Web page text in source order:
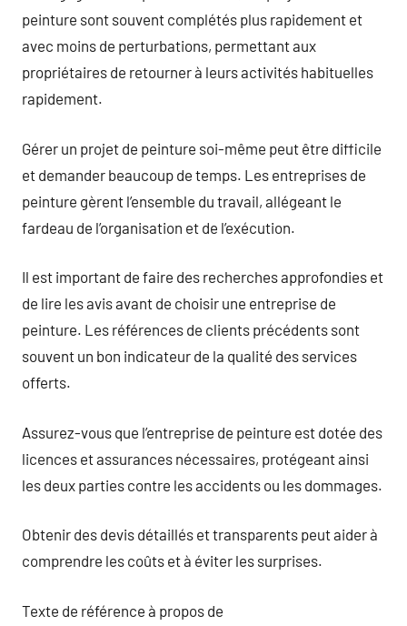
peinture sont souvent complétés plus rapidement et
avec moins de perturbations, permettant aux
propriétaires de retourner à leurs activités habituelles
rapidement.
Gérer un projet de peinture soi-même peut être difficile
et demander beaucoup de temps. Les entreprises de
peinture gèrent l’ensemble du travail, allégeant le
fardeau de l’organisation et de l’exécution.
Il est important de faire des recherches approfondies et
de lire les avis avant de choisir une entreprise de
peinture. Les références de clients précédents sont
souvent un bon indicateur de la qualité des services
offerts.
Assurez-vous que l’entreprise de peinture est dotée des
licences et assurances nécessaires, protégeant ainsi
les deux parties contre les accidents ou les dommages.
Obtenir des devis détaillés et transparents peut aider à
comprendre les coûts et à éviter les surprises.
Texte de référence à propos de